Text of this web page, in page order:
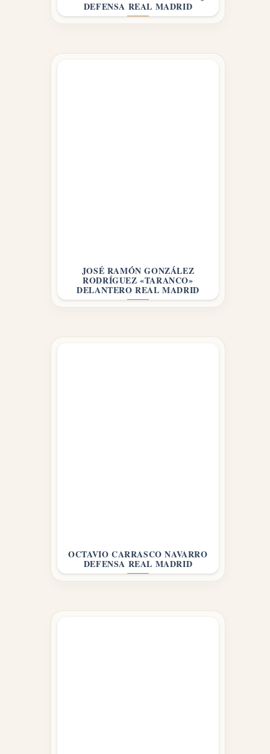
DEFENSA REAL MADRID
JOSÉ RAMÓN GONZÁLEZ
RODRÍGUEZ «TARANCO»
DELANTERO REAL MADRID
OCTAVIO CARRASCO NAVARRO
DEFENSA REAL MADRID